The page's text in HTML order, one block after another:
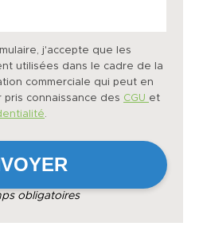
j'accepte que les
utilisées dans le cadre de la
commerciale qui peut en
connaissance des CGU et
obligatoires